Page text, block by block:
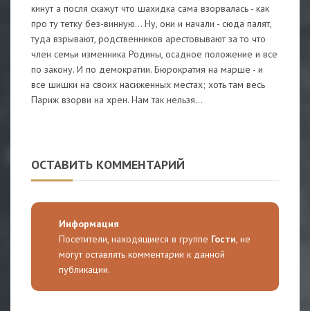
кинут а посля скажут что шахидка сама взорвалась - как
про ту тетку без-винную... Ну, они и начали - сюда палят,
туда взрывают, родственников арестовывают за то что
член семьи изменника Родины, осадное положение и все
по закону. И по демократии. Бюрократия на марше - и
все шишки на своих насиженных местах; хоть там весь
Париж взорви на хрен. Нам так нельзя...
ОСТАВИТЬ КОММЕНТАРИЙ
Информация
Посетители, находящиеся в группе Гости, не
могут оставлять комментарии к данной
публикации.